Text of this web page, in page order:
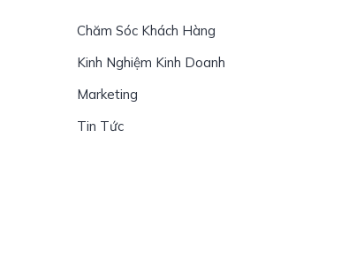
Chăm Sóc Khách Hàng
Kinh Nghiệm Kinh Doanh
Marketing
Tin Tức